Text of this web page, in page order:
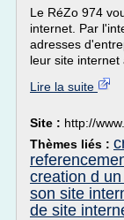
Le RéZo 974
internet. Par
adresses
leur site internet
Lire la suite
Site : http://
Thèmes liés :
creation d
son site
de site